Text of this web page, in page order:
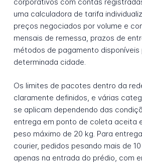
uma calculadora de tarifa
preços negociados por volume e
mensais de remessa, prazos de
métodos de pagamento disponíveis
determinada cidade.
Os limites de pacotes dentro da
claramente definidos, e várias
se aplicam dependendo das
entrega em ponto de coleta aceita
peso máximo de 20 kg. Para
courier, pedidos pesando mais de
apenas na entrada do prédio, com